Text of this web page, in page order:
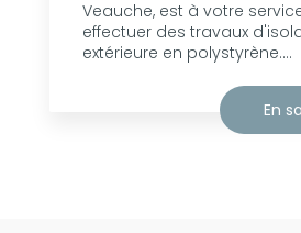
Veauche, est à votre
effectuer des travaux
extérieure en polystyrène....
En